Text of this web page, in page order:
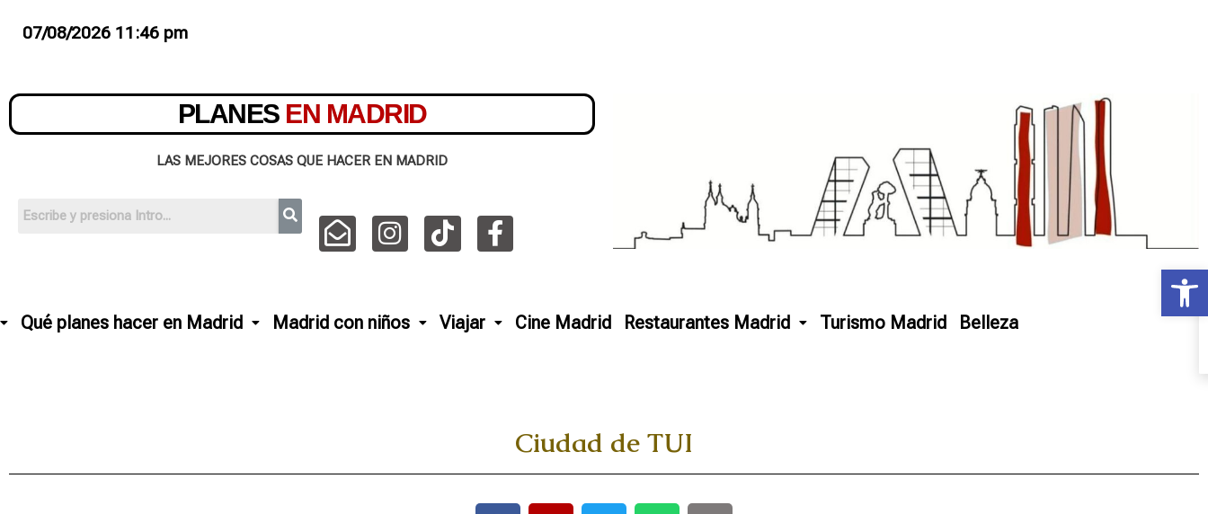
07/08/2026 11:46 pm
PLANES EN MADRID
LAS MEJORES COSAS QUE HACER EN MADRID
Qué planes hacer en Madrid Madrid con niños Viajar Cine Madrid Restaurantes Madrid Turismo Madrid Belleza
Ciudad de TUI